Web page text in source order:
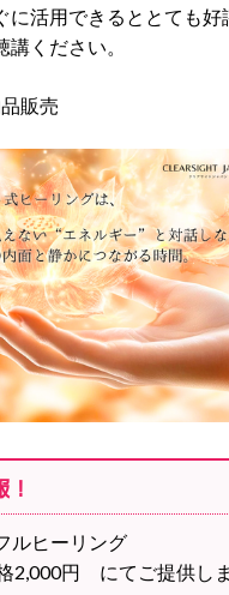
活用できるととても好
ください。
販売
ルヒーリング
2,000円 にてご提供しま